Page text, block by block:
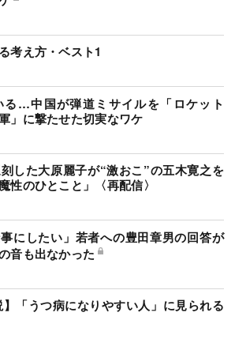
考え方・ベスト1
る…中国が弾道ミサイルを「ロケット
」に撃たせた切実なワケ
した大原麗子が“激おこ”の五木寛之を
性のひとこと」〈再配信〉
事にしたい」若者への豊田章男の回答が
音も出なかった
「うつ病になりやすい人」に見られる